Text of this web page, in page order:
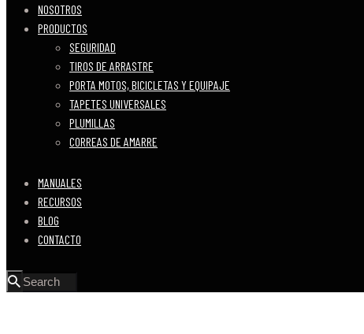
NOSOTROS
PRODUCTOS
SEGURIDAD
TIROS DE ARRASTRE
PORTA MOTOS, BICICLETAS Y EQUIPAJE
TAPETES UNIVERSALES
PLUMILLAS
CORREAS DE AMARRE
MANUALES
RECURSOS
BLOG
CONTACTO